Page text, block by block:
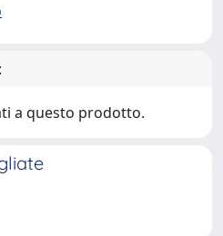
a questo prodotto.